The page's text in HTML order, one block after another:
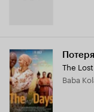
The
Baba